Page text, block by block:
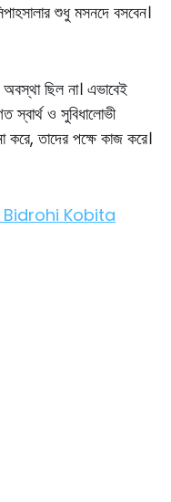
শুধু মসনদে বসবেন।
ছিল না। এভাবেই
ও সুবিধালােভী
করে, তাদের পক্ষে কাজ করে।
| Bidrohi Kobita